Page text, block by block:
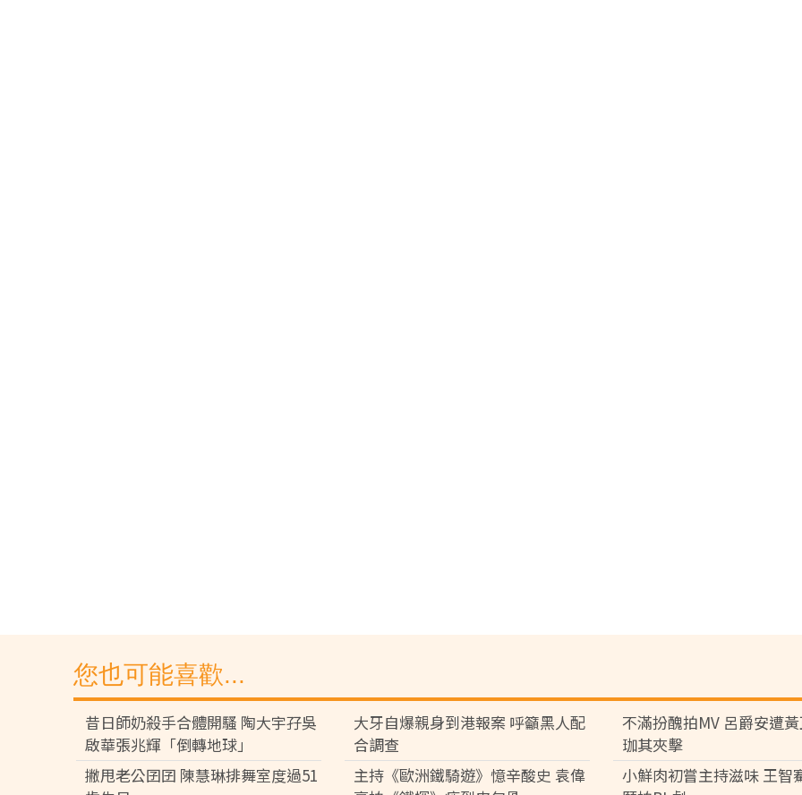
您也可能喜歡...
昔日師奶殺手合體開騷 陶大宇孖吳
啟華張兆輝「倒轉地球」
大牙自爆親身到港報案 呼籲黑人配
合調查
不滿扮醜拍MV 呂爵安遭
珈其夾擊
撇甩老公囝囝 陳慧琳排舞室度過51
主持《歐洲鐵騎遊》憶辛酸史 袁偉
小鮮肉初嘗主持滋味 王智